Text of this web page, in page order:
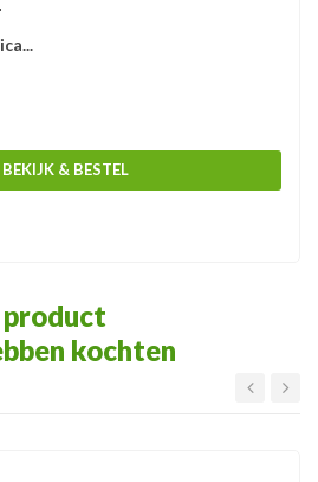
BEKIJK & BESTEL
kochten